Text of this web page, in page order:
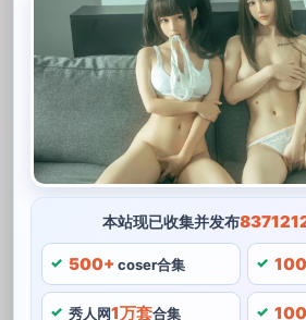
本站现已收集并发布
500+coser合集
秀人网1万套合集